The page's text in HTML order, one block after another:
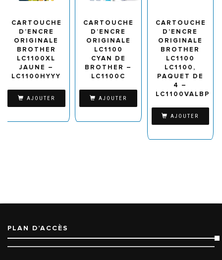
CARTOUCHE
D’ENCRE
ORIGINALE
BROTHER
LC1100XL
JAUNE –
LC1100HYYY
AJOUTER
CARTOUCHE
D’ENCRE
ORIGINALE
LC1100
CYAN DE
BROTHER –
LC1100C
AJOUTER
CARTOUCHE
D’ENCRE
ORIGINALE
BROTHER
LC1100
LC1100,
PAQUET DE
4 –
LC1100VALBP
AJOUTER
PLAN D’ACCÈS